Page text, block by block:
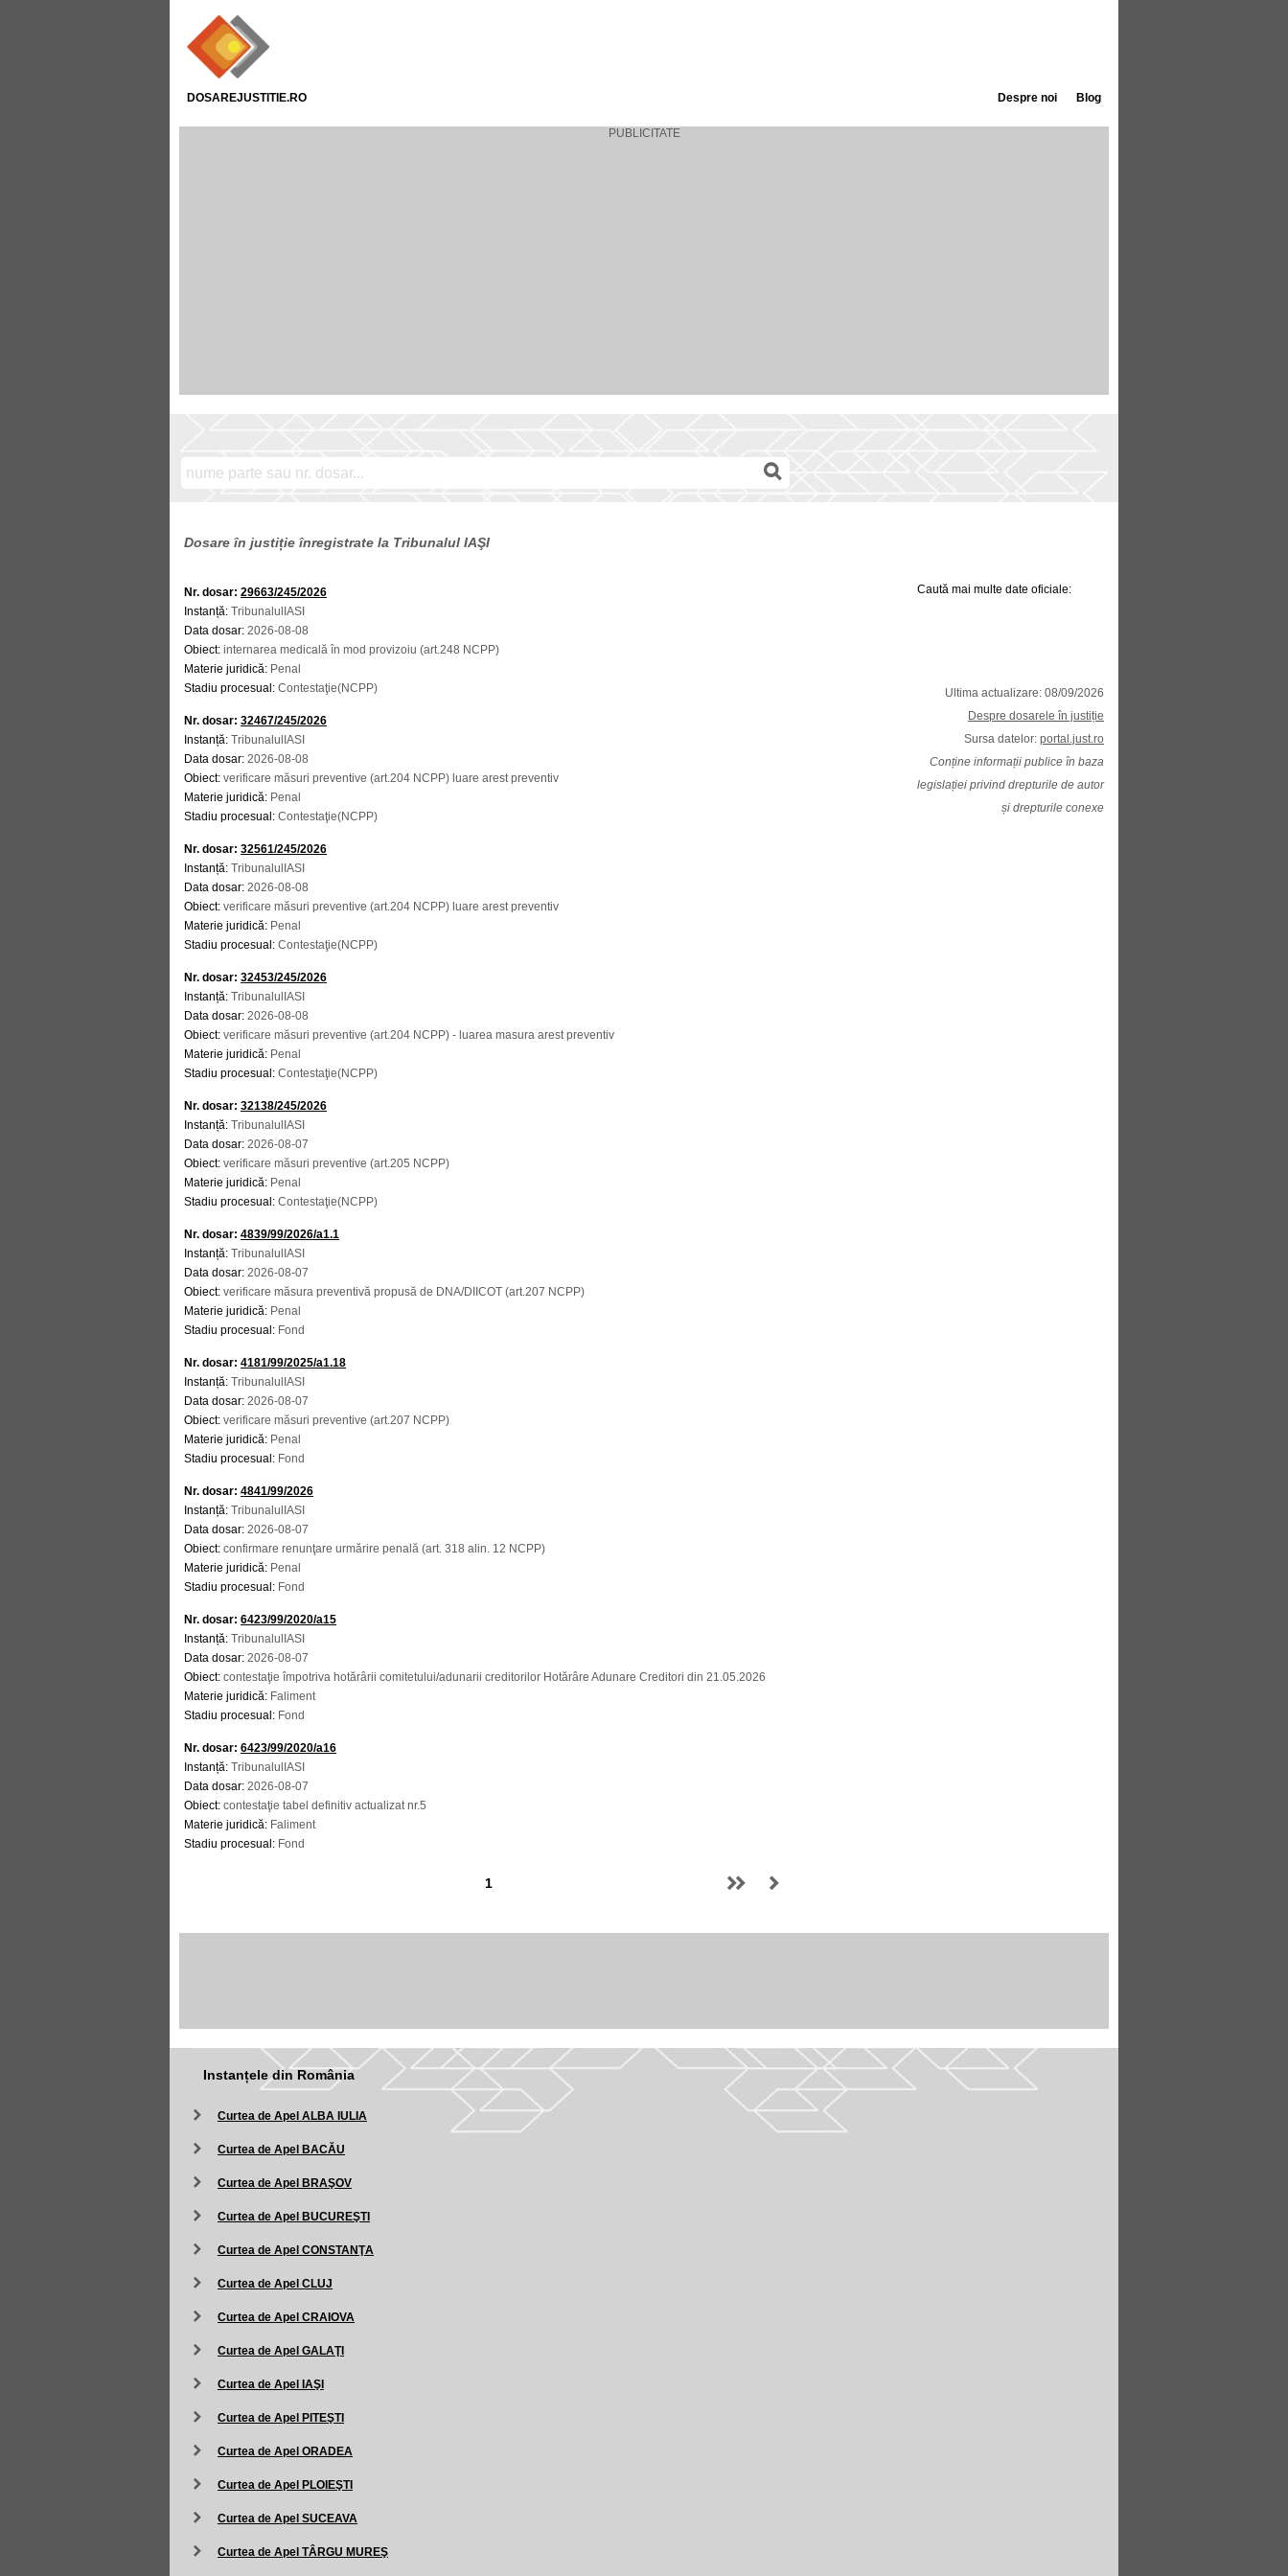
DOSAREJUSTITIE.RO Blog
Despre noi
Dosare în justiție înregistrate la Tribunalul IAŞI
Nr. dosar: 29663/245/2026
Instanță: TribunalulIASI
Data dosar: 2026-08-08
Obiect: internarea medicală în mod provizoiu (art.248 NCPP)
Materie juridică: Penal
Stadiu procesual: Contestaţie(NCPP)
Nr. dosar: 32467/245/2026
Instanță: TribunalulIASI
Data dosar: 2026-08-08
Obiect: verificare măsuri preventive (art.204 NCPP) luare arest preventiv
Materie juridică: Penal
Stadiu procesual: Contestaţie(NCPP)
Nr. dosar: 32561/245/2026
Instanță: TribunalulIASI
Data dosar: 2026-08-08
Obiect: verificare măsuri preventive (art.204 NCPP) luare arest preventiv
Materie juridică: Penal
Stadiu procesual: Contestaţie(NCPP)
Nr. dosar: 32453/245/2026
Instanță: TribunalulIASI
Data dosar: 2026-08-08
Obiect: verificare măsuri preventive (art.204 NCPP) - luarea masura arest preventiv
Materie juridică: Penal
Stadiu procesual: Contestaţie(NCPP)
Nr. dosar: 32138/245/2026
Instanță: TribunalulIASI
Data dosar: 2026-08-07
Obiect: verificare măsuri preventive (art.205 NCPP)
Materie juridică: Penal
Stadiu procesual: Contestaţie(NCPP)
Nr. dosar: 4839/99/2026/a1.1
Instanță: TribunalulIASI
Data dosar: 2026-08-07
Obiect: verificare măsura preventivă propusă de DNA/DIICOT (art.207 NCPP)
Materie juridică: Penal
Stadiu procesual: Fond
Nr. dosar: 4181/99/2025/a1.18
Instanță: TribunalulIASI
Data dosar: 2026-08-07
Obiect: verificare măsuri preventive (art.207 NCPP)
Materie juridică: Penal
Stadiu procesual: Fond
Nr. dosar: 4841/99/2026
Instanță: TribunalulIASI
Data dosar: 2026-08-07
Obiect: confirmare renunţare urmărire penală (art. 318 alin. 12 NCPP)
Materie juridică: Penal
Stadiu procesual: Fond
Nr. dosar: 6423/99/2020/a15
Instanță: TribunalulIASI
Data dosar: 2026-08-07
Obiect: contestaţie împotriva hotărârii comitetului/adunarii creditorilor Hotărâre Adunare Creditori din 21.05.2026
Materie juridică: Faliment
Stadiu procesual: Fond
Nr. dosar: 6423/99/2020/a16
Instanță: TribunalulIASI
Data dosar: 2026-08-07
Obiect: contestaţie tabel definitiv actualizat nr.5
Materie juridică: Faliment
Stadiu procesual: Fond
Caută mai multe date oficiale:
Ultima actualizare: 08/09/2026
Despre dosarele în justiție
Sursa datelor: portal.just.ro
Conține informații publice în baza
legislației privind drepturile de autor
și drepturile conexe
Instanțele din România
Curtea de Apel ALBA IULIA
Curtea de Apel BACĂU
Curtea de Apel BRAŞOV
Curtea de Apel BUCUREŞTI
Curtea de Apel CONSTANŢA
Curtea de Apel CLUJ
Curtea de Apel CRAIOVA
Curtea de Apel GALAŢI
Curtea de Apel IAŞI
Curtea de Apel PITEŞTI
Curtea de Apel ORADEA
Curtea de Apel PLOIEŞTI
Curtea de Apel SUCEAVA
Curtea de Apel TÂRGU MUREŞ